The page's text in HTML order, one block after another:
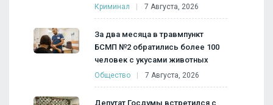
Криминал 7 Августа, 2026
За два месяца в травмпункт
БСМП №2 обратились более 100
человек с укусами животных
Общество 7 Августа, 2026
Депутат Госдумы встретился с